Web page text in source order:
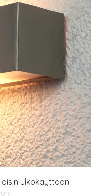
ulkokäyttöön